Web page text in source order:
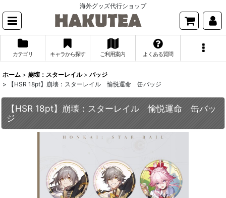
海外グッズ代行ショップ
カテゴリ キャラから探す ご利用案内 よくある質問
ホーム > 崩壊：スターレイル > バッジ
>
【HSR 18pt】崩壊：スターレイル 愉悦運命 缶バッジ
【HSR 18pt】崩壊：スターレイル 愉悦運命 缶バッ
ジ